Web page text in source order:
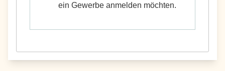
ein Gewerbe anmelden möchten.